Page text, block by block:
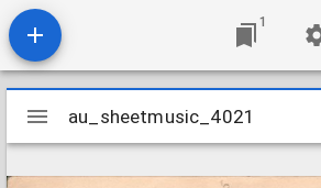
1
Mirador
viewer
au_sheetmusic_4021
au_sheetmusic_4021